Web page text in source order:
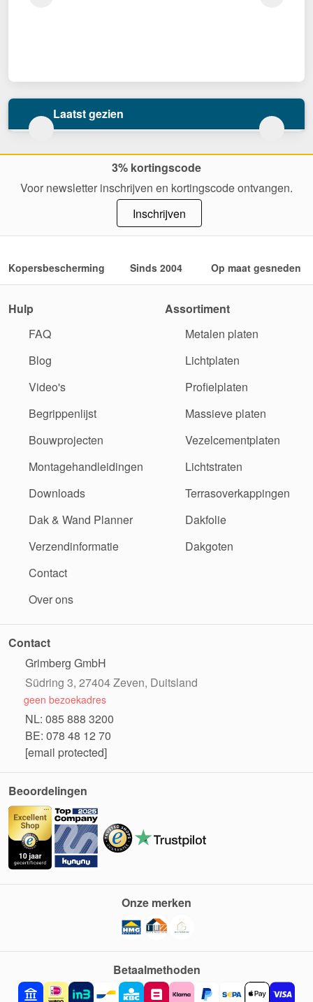
Laatst gezien
3% kortingscode
Voor newsletter inschrijven en kortingscode ontvangen.
Inschrijven
Kopersbescherming Sinds 2004 Op maat gesneden
Hulp
FAQ
Blog
Video's
Begrippenlijst
Bouwprojecten
Montagehandleidingen
Downloads
Dak & Wand Planner
Verzendinformatie
Contact
Over ons
Assortiment
Metalen platen
Lichtplaten
Profielplaten
Massieve platen
Vezelcementplaten
Lichtstraten
Terrasoverkappingen
Dakfolie
Dakgoten
Contact
Grimberg GmbH
Südring 3, 27404 Zeven, Duitsland
geen bezoekadres
NL: 085 888 3200
BE: 078 48 12 70
[email protected]
Beoordelingen
Betaalmethoden
Onze merken